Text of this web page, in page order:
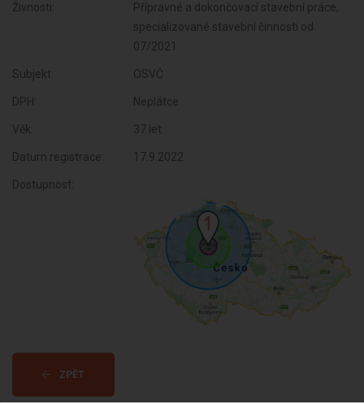
Živnosti:
Přípravné a dokončovací stavební práce,
specializované stavební činnosti od
07/2021
Subjekt: OSVČ
DPH: Neplátce
Věk: 37 let
Datum registrace: 17.9.2022
Dostupnost:
ZPĚT